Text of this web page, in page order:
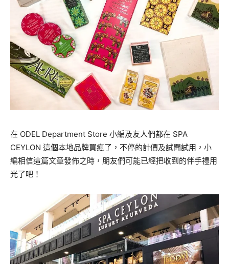
在 ODEL Department Store 小編及友人們都在 SPA
CEYLON 這個本地品牌買瘋了，不停的計價及試聞試用，小
編相信這篇文章發佈之時，朋友們可能已經把收到的伴手禮用
光了吧！